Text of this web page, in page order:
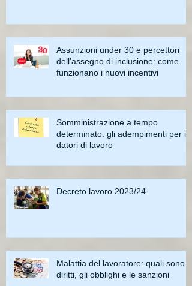
Assunzioni under 30 e percettori
dell’assegno di inclusione: come
funzionano i nuovi incentivi
Somministrazione a tempo
determinato: gli adempimenti per i
datori di lavoro
Decreto lavoro 2023/24
Malattia del lavoratore: quali sono i
diritti, gli obblighi e le sanzioni